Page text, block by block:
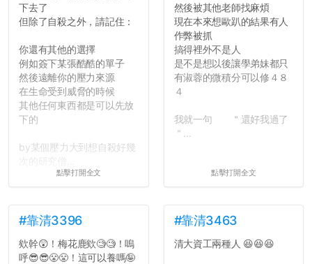
下去了
但除了自殺之外，請記住：
你還有其他的選擇
例如簽下某張酷酷的單子
然後遠離你的壓力來源
在生命受到威脅的時候
其他任何東西都是可以先放
下的
by某個壓力大到想自殺好幾
點擊打開全文
然後被其他老師找麻煩
現在本來想歐趴的結果有人
作弊被抓
搞得裡外不是人
是不是想以後讓學弟妹都只
有淑蓉的微積分可以修４８
４
我就一句 ＂還好我過了
＂...
點擊打開全文
#靠清3396
欸幹😲！梅花鹿欸🧐🧐！嗚
呼😎😎😤😤！這可以養嗎🤪
#靠清3463
清大資工兩種人 😆😆😆